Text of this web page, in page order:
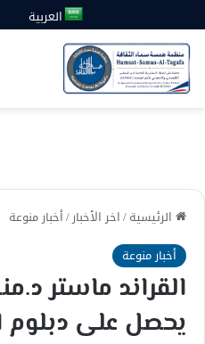
العربية
الرئيسية/اخر الأخبار/أخبار منوعة
أخبار منوعة
القراند ماستر
يحصل على دبلوم